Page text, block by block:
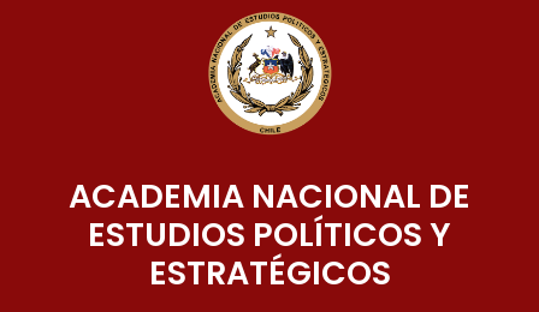
ACADEMIA NACIONAL DE
ESTUDIOS POLÍTICOS Y
ESTRATÉGICOS